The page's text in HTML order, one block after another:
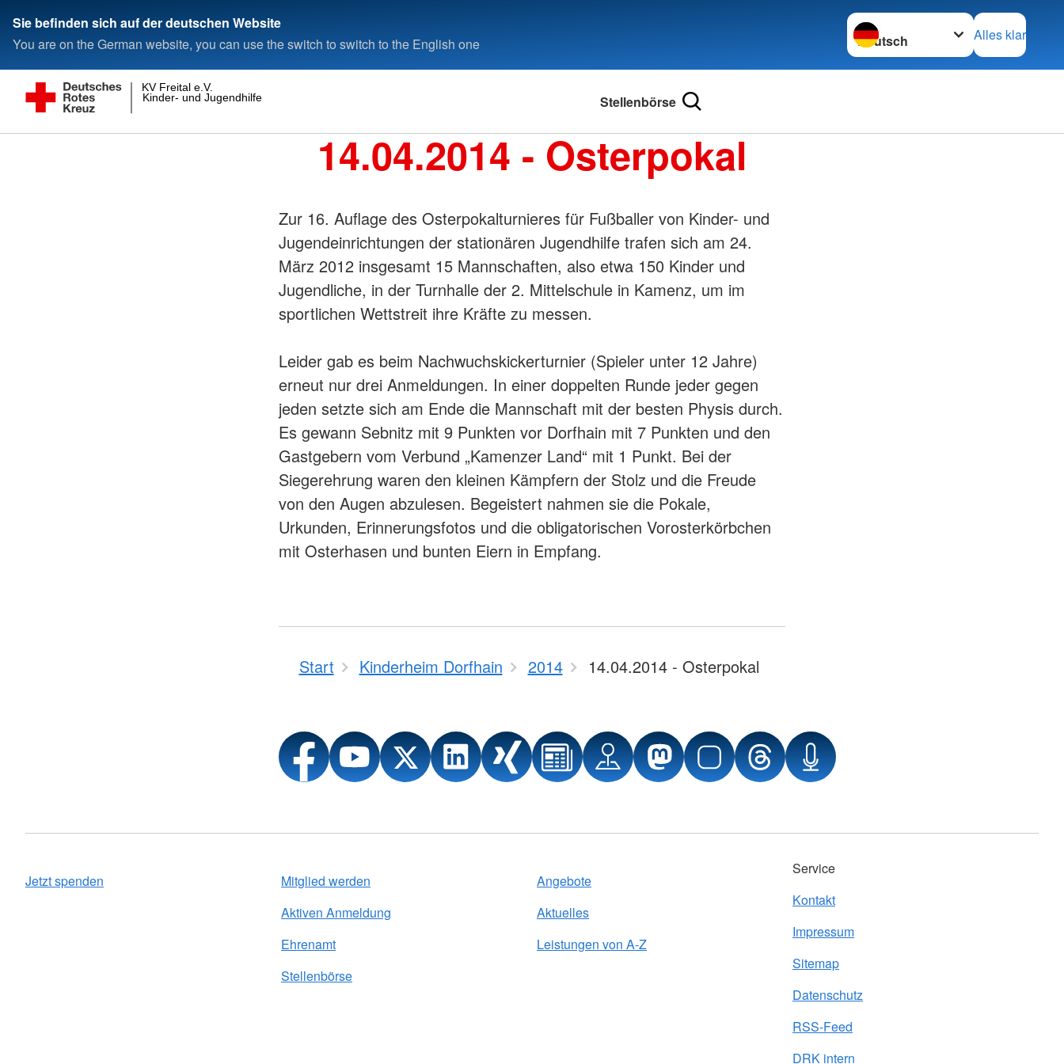
Sie befinden sich auf der deutschen Website
You are on the German website, you can use the switch to switch to the English one
Sprache wechseln zu
Alles klar
Kinder- und Jugendhilfe gGmbH
KV Freital e.V.
Stellenbörse
14.04.2014 - Osterpokal
Zur 16. Auflage des Osterpokalturnieres für Fußballer von Kinder- und
Jugendeinrichtungen der stationären Jugendhilfe trafen sich am 24.
März 2012 insgesamt 15 Mannschaften, also etwa 150 Kinder und
Jugendliche, in der Turnhalle der 2. Mittelschule in Kamenz, um im
sportlichen Wettstreit ihre Kräfte zu messen.
Leider gab es beim Nachwuchskickerturnier (Spieler unter 12 Jahre)
erneut nur drei Anmeldungen. In einer doppelten Runde jeder gegen
jeden setzte sich am Ende die Mannschaft mit der besten Physis durch.
Es gewann Sebnitz mit 9 Punkten vor Dorfhain mit 7 Punkten und den
Gastgebern vom Verbund „Kamenzer Land“ mit 1 Punkt. Bei der
Siegerehrung waren den kleinen Kämpfern der Stolz und die Freude
von den Augen abzulesen. Begeistert nahmen sie die Pokale,
Urkunden, Erinnerungsfotos und die obligatorischen Vorosterkörbchen
mit Osterhasen und bunten Eiern in Empfang.
Start Kinderheim Dorfhain 2014 14.04.2014 - Osterpokal
Jetzt spenden
Mitglied werden
Aktiven Anmeldung
Ehrenamt
Stellenbörse
Angebote
Aktuelles
Leistungen von A-Z
Service
Kontakt
Impressum
Sitemap
Datenschutz
RSS-Feed
DRK intern